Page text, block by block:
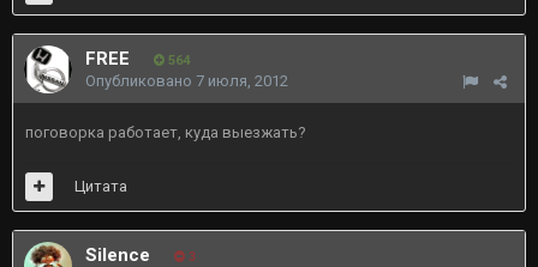
FREE 564
Опубликовано 7 июля, 2012
поговорка работает, куда выезжать?
Цитата
Silence 3